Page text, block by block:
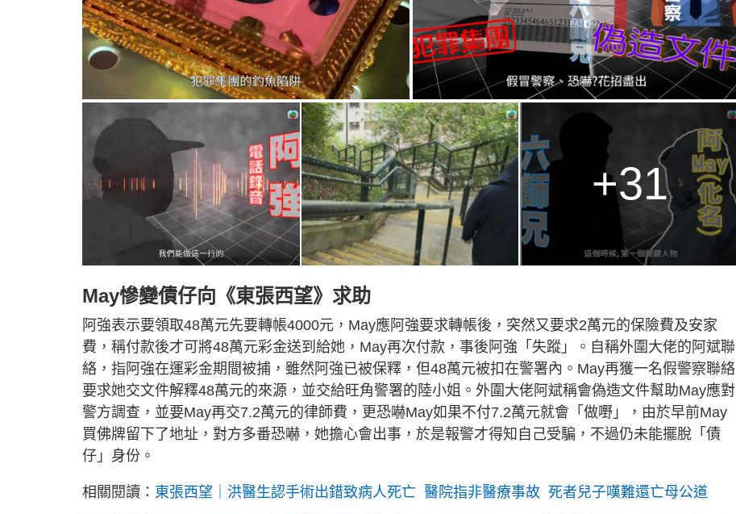
+31
May慘變債仔向《東張西望》求助
阿強表示要領取48萬元先要轉帳4000元，May應阿強要求轉帳後，突然又要求2萬元的保險費及安家
費，稱付款後才可將48萬元彩金送到給她，May再次付款，事後阿強「失蹤」。自稱外圍大佬的阿斌聯
絡，指阿強在運彩金期間被捕，雖然阿強已被保釋，但48萬元被扣在警署內。May再獲一名假警察聯絡
要求她交文件解釋48萬元的來源，並交給旺角警署的陸小姐。外圍大佬阿斌稱會偽造文件幫助May應對
警方調查，並要May再交7.2萬元的律師費，更恐嚇May如果不付7.2萬元就會「做嘢」，由於早前May
買佛牌留下了地址，對方多番恐嚇，她擔心會出事，於是報警才得知自己受騙，不過仍未能擺脫「債
仔」身份。
相關閱讀： 東張西望｜洪醫生認手術出錯致病人死亡 醫院指非醫療事故 死者兒子嘆難還亡母公道